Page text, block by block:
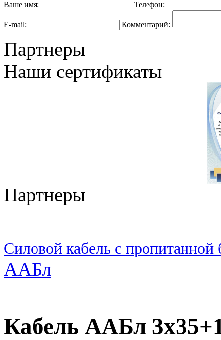
Ваше имя: Телефон:
E-mail: Комментарий:
Партнеры
Наши сертификаты
Партнеры
Силовой кабель с
ААБл
Кабель ААБл